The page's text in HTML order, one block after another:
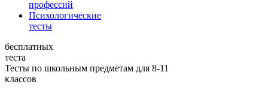
профессий
Психологические
тесты
бесплатных
теста
Тесты по школьным предметам для 8-11
классов